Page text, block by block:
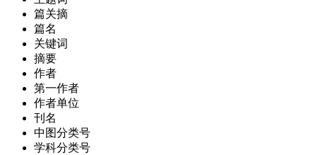
篇关摘
篇名
关键词
摘要
作者
第一作者
作者单位
刊名
中图分类号
学科分类号